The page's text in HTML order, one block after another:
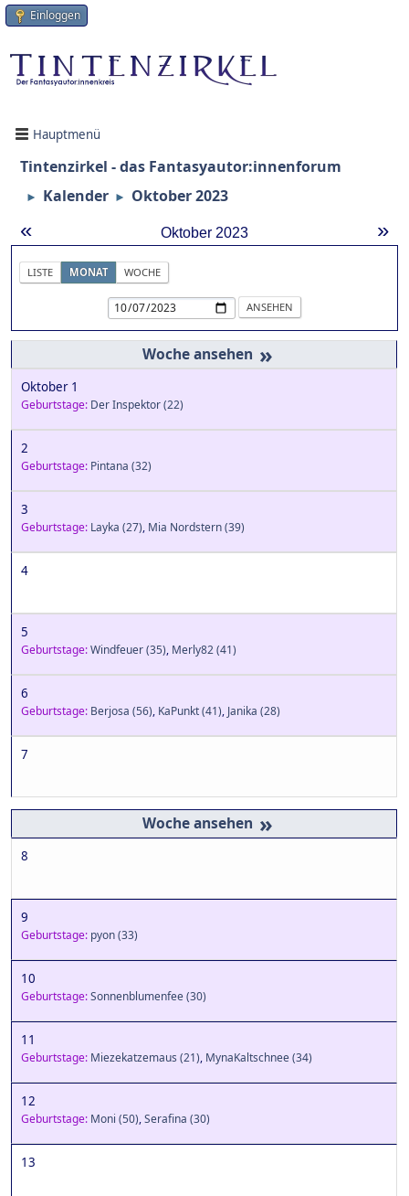
Einloggen
Hauptmenü
Tintenzirkel - das Fantasyautor:innenforum
► Kalender ► Oktober 2023
« »
Oktober 2023
LISTE MONAT WOCHE
»
Oktober 1
Geburtstage: Der Inspektor(22)
2
Geburtstage: Pintana (32)
3
Geburtstage: Layka (27), Mia Nordstern(39)
4
5
Geburtstage:Windfeuer(35), Merly82(41)
6
Geburtstage: Berjosa (56), KaPunkt(41), Janika (28)
7
»
8
9
Geburtstage: pyon(33)
10
Geburtstage:Sonnenblumenfee(30)
11
Geburtstage: Miezekatzemaus (21), MynaKaltschnee(34)
12
Geburtstage: Moni (50),Serafina (30)
13